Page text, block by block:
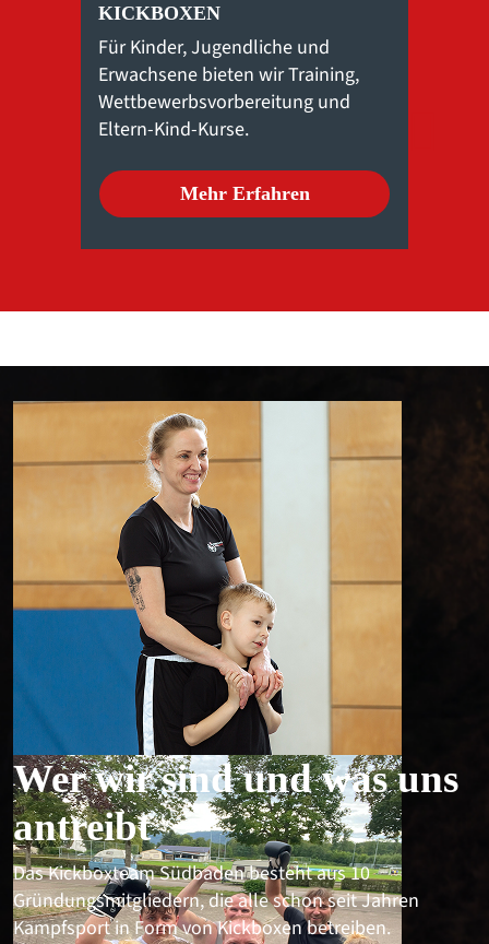
KICKBOXEN
Für Kinder, Jugendliche und
Erwachsene bieten wir Training,
Wettbewerbsvorbereitung und
Eltern-Kind-Kurse.
Mehr Erfahren
Wer wir sindund was uns
antreibt
Das Kickboxteam Südbaden besteht aus 10
Gründungsmitgliedern, die alle schon seit Jahren
Kampfsport in Form von Kickboxen betreiben.